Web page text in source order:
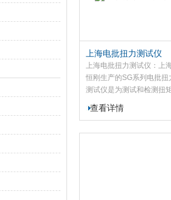
上海电批扭力测试仪
上海电批扭力测试仪：上
恒刚生产的SG系列电批扭
测试仪是为测试和检测扭
而设计制造的智能化多功能
计量仪器。此款电批扭力测
查看详情